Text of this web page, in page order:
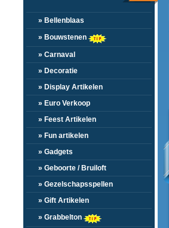
» Bellenblaas
» Bouwstenen
» Carnaval
» Decoratie
» Display Artikelen
» Euro Verkoop
» Feest Artikelen
» Fun artikelen
» Gadgets
» Geboorte / Bruiloft
» Gezelschapsspellen
» Gift Artikelen
» Grabbelton